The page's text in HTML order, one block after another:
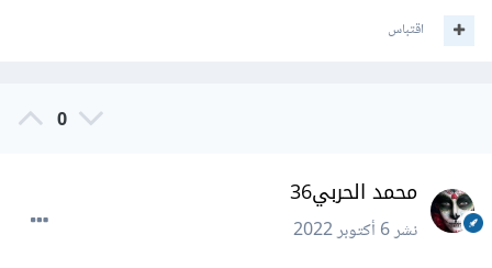
اقتباس
0
محمد الحربي36
نشر6 أكتوبر 2022